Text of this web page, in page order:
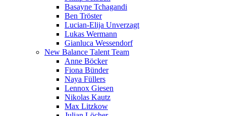
Basayne Tchagandi
Ben Tröster
Lucian-Elija Unverzagt
Lukas Wermann
Gianluca Wessendorf
New Balance Talent Team
Anne Böcker
Fiona Bünder
Naya Füllers
Lennox Giesen
Nikolas Kautz
Max Litzkow